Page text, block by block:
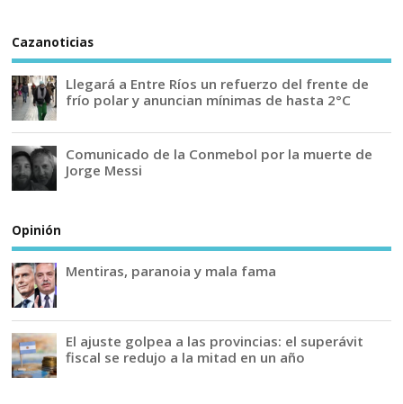
Cazanoticias
Llegará a Entre Ríos un refuerzo del frente de
frío polar y anuncian mínimas de hasta 2°C
Comunicado de la Conmebol por la muerte de
Jorge Messi
Opinión
Mentiras, paranoia y mala fama
El ajuste golpea a las provincias: el superávit
fiscal se redujo a la mitad en un año